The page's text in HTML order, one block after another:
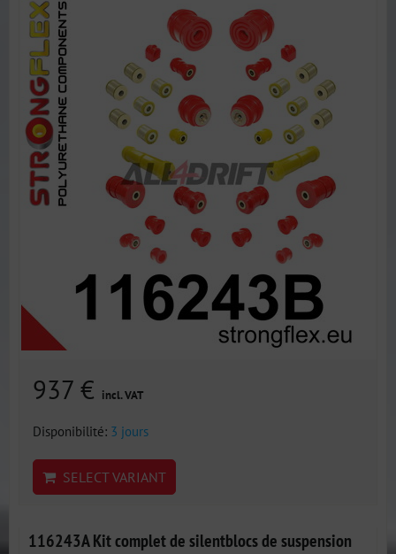
937 € incl. VAT
Disponibilité: 3 jours
SELECT VARIANT
116243A Kit complet de silentblocs de suspension